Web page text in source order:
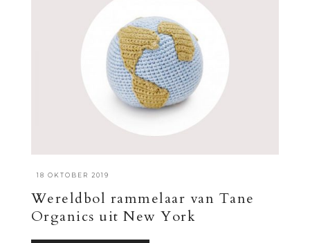
·18 OKTOBER 2019
Wereldbol rammelaar van Tane
Organics uit New York